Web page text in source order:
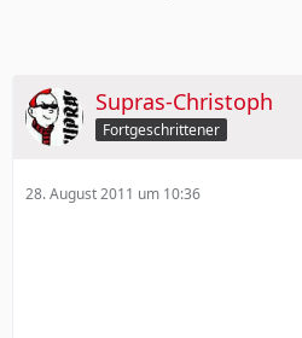
Supras-Christoph
Fortgeschrittener
28. August 2011 um 10:36